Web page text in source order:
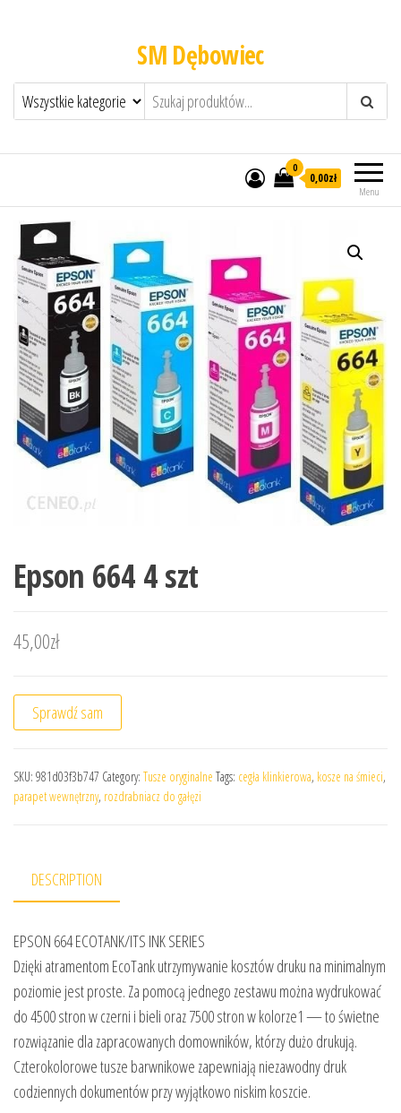
SM Dębowiec
Menu
0
0,00zł
Epson 664 4 szt
45,00zł
Sprawdź sam
SKU: 981d03f3b747 Category: Tusze oryginalne Tags: cegła klinkierowa, kosze na śmieci,
parapet wewnętrzny, rozdrabniacz do gałęzi
DESCRIPTION
EPSON 664 ECOTANK/ITS INK SERIES
Dzięki atramentom EcoTank utrzymywanie kosztów druku na minimalnym
poziomie jest proste. Za pomocą jednego zestawu można wydrukować
do 4500 stron w czerni i bieli oraz 7500 stron w kolorze1 — to świetne
rozwiązanie dla zapracowanych domowników, którzy dużo drukują.
Czterokolorowe tusze barwnikowe zapewniają niezawodny druk
codziennych dokumentów przy wyjątkowo niskim koszcie.